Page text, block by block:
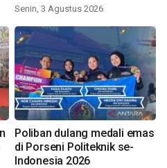
Senin, 3 Agustus 2026
Poliban dulang medali emas
di Porseni Politeknik se-
Indonesia 2026